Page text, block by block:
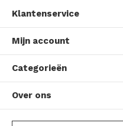
Klantenservice
Mijn account
Categorieën
Over ons